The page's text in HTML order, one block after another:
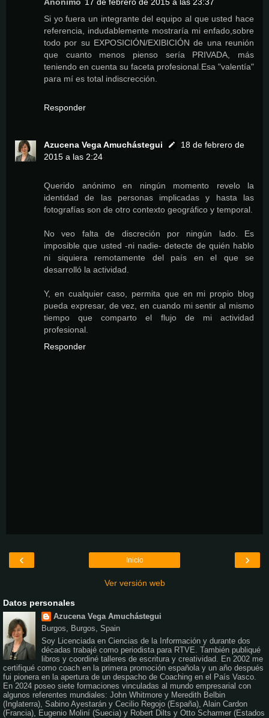
Si yo fuera un integrante del equipo al que usted hace
referencia, indudablemente mostraría mi enfado,sobre
todo por su EXPOSICIÓN/EXIBICIÓN de una reunión
que cuanto menos pienso sería PRIVADA, más
teniendo en cuenta su faceta profesional.Esa "valentía"
para mí es total indiscrección.
Responder
Azucena Vega Amuchástegui
18 de febrero de
2015 a las 2:24
Querido anónimo en ningún momento revelo la
identidad de las personas implicadas y hasta las
fotografías son de otro contexto geográfico y temporal.
No veo falta de discreción por ningún lado. Es
imposible que usted -ni nadie- detecte de quién hablo
ni siquiera remotamente del país en el que se
desarrolló la actividad.
Y, en cualquier caso, permita que en mi propio blog
pueda expresar, de vez, en cuando mi sentir al mismo
tiempo que comparto el flujo de mi actividad
profesional.
Responder
‹ ›
Inicio
Ver versión web
Datos personales
Azucena Vega Amuchástegui
Burgos, Burgos, Spain
Soy Licenciada en Ciencias de la Información y durante dos
décadas trabajé como periodista para RTVE. También publiqué
libros y coordiné talleres de escritura y creatividad. En 2002 me
certifiqué como coach en la primera promoción española y un año después
fui pionera en la apertura de un despacho de Coaching en el País Vasco.
En 2024 poseo siete formaciones vinculadas al mundo empresarial con
algunos referentes mundiales: John Whitmore y Meredith Belbin
(Inglaterra), Sabino Ayestarán y Cecilio Regojo (España), Alain Cardon
(Francia), Eugenio Moliní (Suecia) y Robert Dilts y Otto Scharmer (Estados